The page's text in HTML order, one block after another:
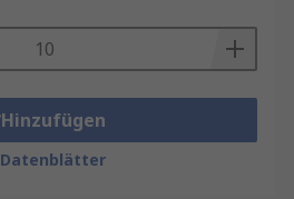
Hinzufügen
Datenblätter